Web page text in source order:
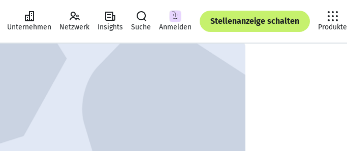
Unternehmen Netzwerk Insights Suche Anmelden
Stellenanzeige schalten
Produkte